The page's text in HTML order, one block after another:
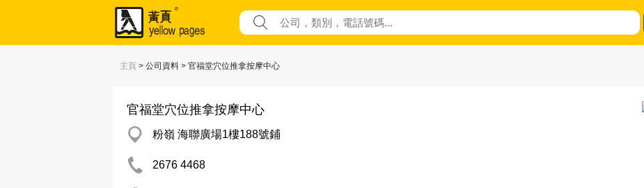
主頁 > 公司資料 > 官福堂穴位推拿按摩中心
官福堂穴位推拿按摩中心
粉嶺 海聯廣場1樓188號鋪
2676 4468